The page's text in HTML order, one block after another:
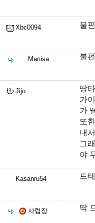
Xbc0094 불
Manisa 불
Jijo
땅
가
가
또
내
그
야
Kasanru54 드
사럽장 딱